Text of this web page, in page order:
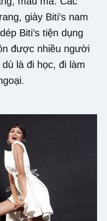
giày Biti’s nam
Biti’s tiện dụng
được nhiều người
là đi học, đi làm